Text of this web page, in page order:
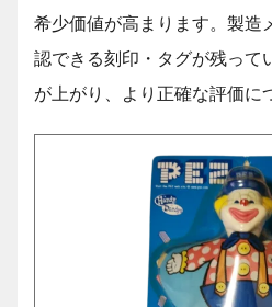
希少価値が高まります。製造
認できる刻印・タグが残って
が上がり、より正確な評価に